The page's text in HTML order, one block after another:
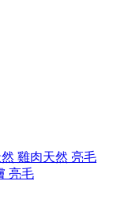
雞肉天然 亮毛
亮毛